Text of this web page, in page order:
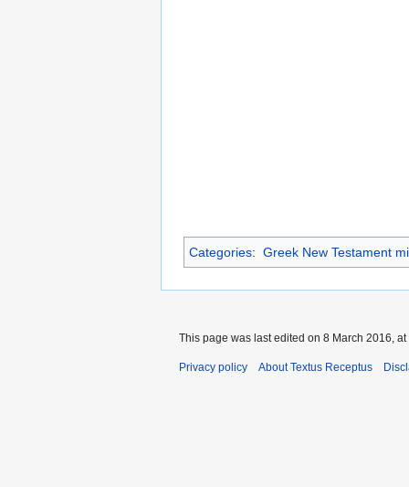
Categories: Greek New Testament
This page was last edited on 8 March 2016, at
Privacy policy About Textus Receptus